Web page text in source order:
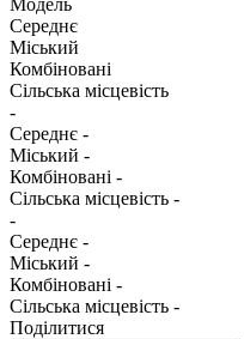
Модель
Середнє
Міський
Комбіновані
Сільська місцевість
-
Середнє -
Міський -
Комбіновані -
Сільська місцевість -
-
Середнє -
Міський -
Комбіновані -
Сільська місцевість -
Поділитися